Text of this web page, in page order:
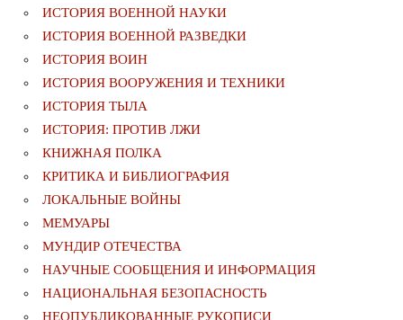
ИСТОРИЯ ВОЕННОЙ НАУКИ
ИСТОРИЯ ВОЕННОЙ РАЗВЕДКИ
ИСТОРИЯ ВОИН
ИСТОРИЯ ВООРУЖЕНИЯ И ТЕХНИКИ
ИСТОРИЯ ТЫЛА
ИСТОРИЯ: ПРОТИВ ЛЖИ
КНИЖНАЯ ПОЛКА
КРИТИКА И БИБЛИОГРАФИЯ
ЛОКАЛЬНЫЕ ВОЙНЫ
МЕМУАРЫ
МУНДИР ОТЕЧЕСТВА
НАУЧНЫЕ СООБЩЕНИЯ И ИНФОРМАЦИЯ
НАЦИОНАЛЬНАЯ БЕЗОПАСНОСТЬ
НЕОПУБЛИКОВАННЫЕ РУКОПИСИ